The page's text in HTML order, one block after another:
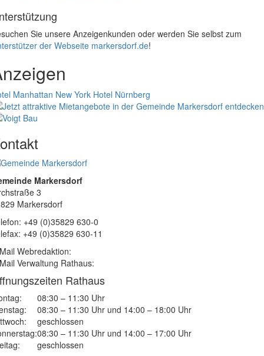
Sie unsere Anzeigenkunden oder werden Sie selbst zum
der Webseite markersdorf.de!
Manhattan New York Hotel Nürnberg
Markersdorf
3
Markersdorf
+49 (0)35829 630-0
+49 (0)35829 630-11
Webredaktion:
Verwaltung Rathaus:
Rathaus
08:30 – 11:30 Uhr
08:30 – 11:30 Uhr und 14:00 – 18:00 Uhr
geschlossen
08:30 – 11:30 Uhr und 14:00 – 17:00 Uhr
geschlossen